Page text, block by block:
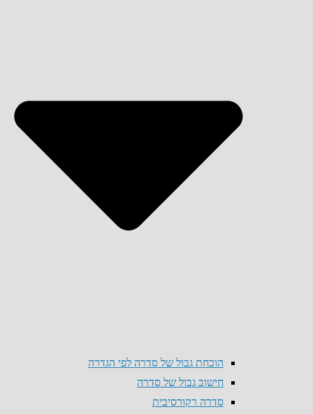
הוכחת גבול של סדרה לפי הגדרה
חישוב גבול של סדרה
סדרה רקורסיבית